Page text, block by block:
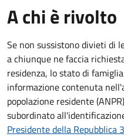
A chi è rivolto
Se non sussistono divieti di
a chiunque ne faccia
residenza, lo stato di
informazione contenuta
popolazione residente
subordinato
Presidente della